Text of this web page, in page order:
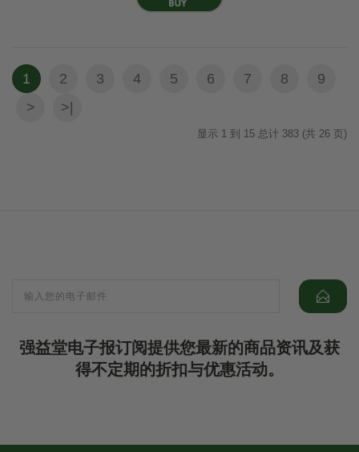
1 2 3 4 5 6 7 8
9
>
>|
显示 1 到 15 总计 383 (共 26 页)
强益堂电子报订阅提供您最新的商品资讯及获
得不定期的折扣与优惠活动。